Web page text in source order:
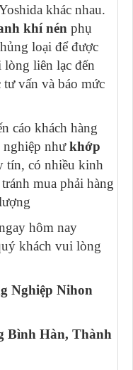
khác nhau.
khí nén phụ
loại để được
liên lạc đến
tư vấn và báo mức
cáo khách hàng
nghiệp nhưkhớp
tín, có nhiều kinh
mua phải hàng
hôm nay
khách vui lòng
Nghiệp Nihon
Bình Hàn, Thành